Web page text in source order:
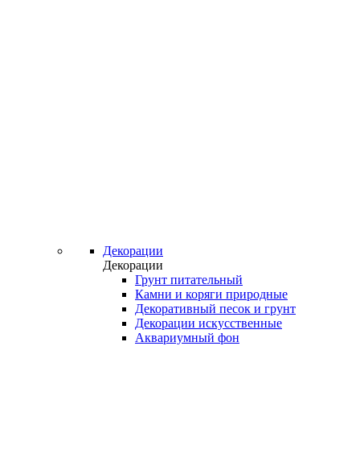
Декорации
Декорации
Грунт питательный
Камни и коряги природные
Декоративный песок и грунт
Декорации искусственные
Аквариумный фон